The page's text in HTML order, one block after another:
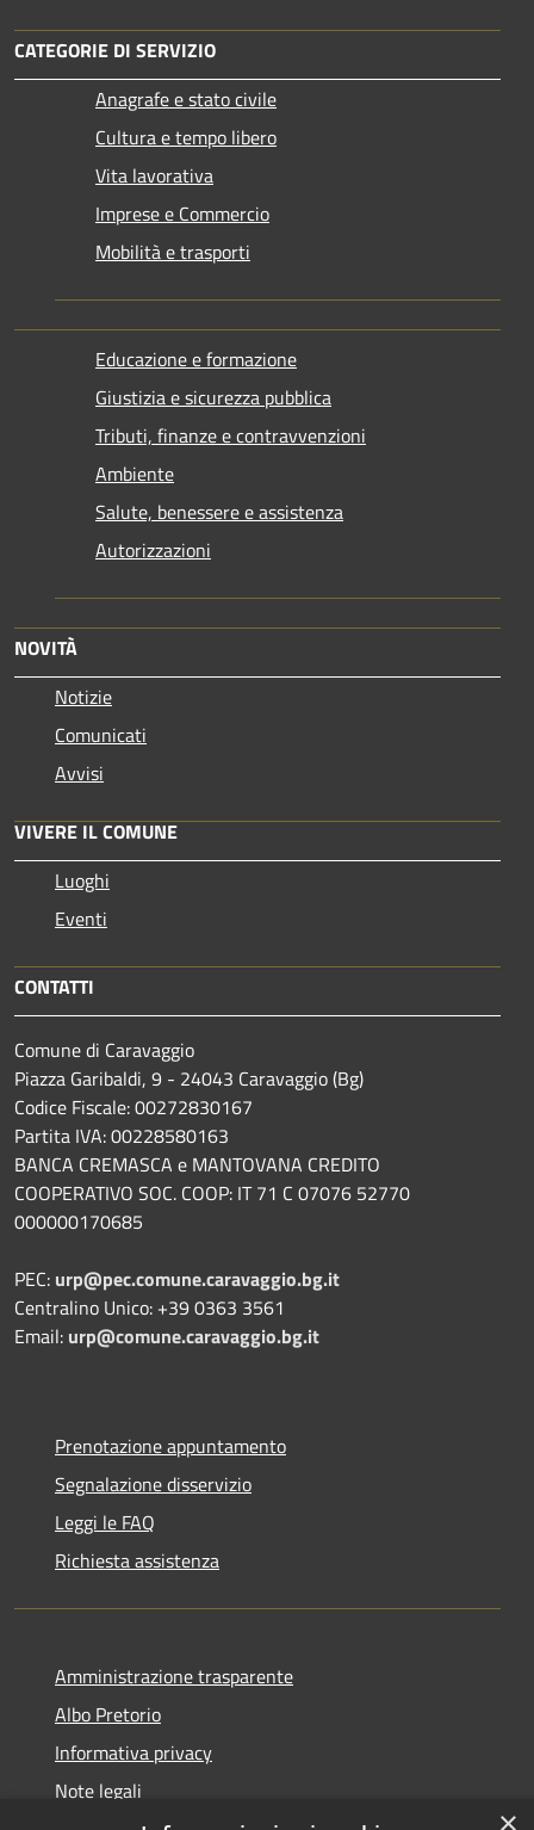
CATEGORIE DI SERVIZIO
Anagrafe e stato civile
Cultura e tempo libero
Vita lavorativa
Imprese e Commercio
Mobilità e trasporti
Educazione e formazione
Giustizia e sicurezza pubblica
Tributi, finanze e contravvenzioni
Ambiente
Salute, benessere e assistenza
Autorizzazioni
NOVITÀ
Notizie
Comunicati
Avvisi
VIVERE IL COMUNE
Luoghi
Eventi
CONTATTI
Comune di Caravaggio
Piazza Garibaldi, 9 - 24043 Caravaggio (Bg)
Codice Fiscale: 00272830167
Partita IVA: 00228580163
BANCA CREMASCA e MANTOVANA CREDITO
COOPERATIVO SOC. COOP: IT 71 C 07076 52770
000000170685
PEC: urp@pec.comune.caravaggio.bg.it
Centralino Unico: +39 0363 3561
Email: urp@comune.caravaggio.bg.it
Prenotazione appuntamento
Segnalazione disservizio
Leggi le FAQ
Richiesta assistenza
Amministrazione trasparente
Albo Pretorio
Informativa privacy
Note legali